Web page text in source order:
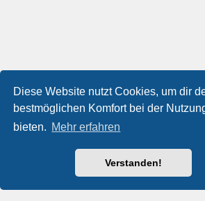
Diese Website nutzt Cookies, um dir
bestmöglichen Komfort bei der
bieten. Mehr erfahren
Verstanden!